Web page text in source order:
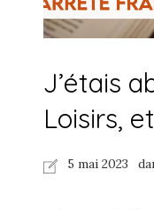
J’étais
Loisirs,
5 mai 2023